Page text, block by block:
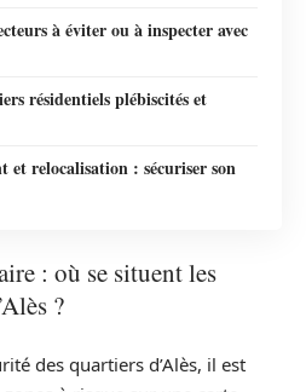
à éviter ou à inspecter avec
résidentiels plébiscités et
et relocalisation : sécuriser son
: où se situent les
?
des quartiers d’Alès, il est